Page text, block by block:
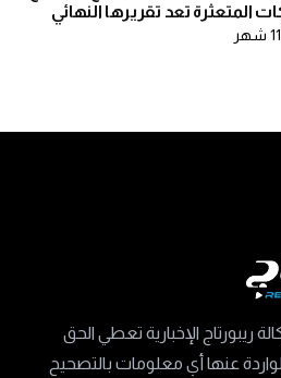
المتعثرة تعد تقريرها النهائي
ريبورتاج الإخبارية تعطي الحق
عنها أي معلومات بالتصحيح